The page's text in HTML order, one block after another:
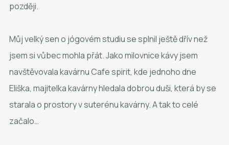
později.
Můj velký sen o jógovém studiu se splnil ještě dřív než
jsem si vůbec mohla přát. Jako milovnice kávy jsem
navštěvovala kavárnu Cafe spirit, kde jednoho dne
Eliška, majitelka kavárny hledala dobrou duši, která by se
starala o prostory v suterénu kavárny. A tak to celé
začalo…